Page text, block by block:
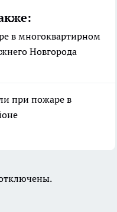
в многоквартирном
Новгорода
при пожаре в